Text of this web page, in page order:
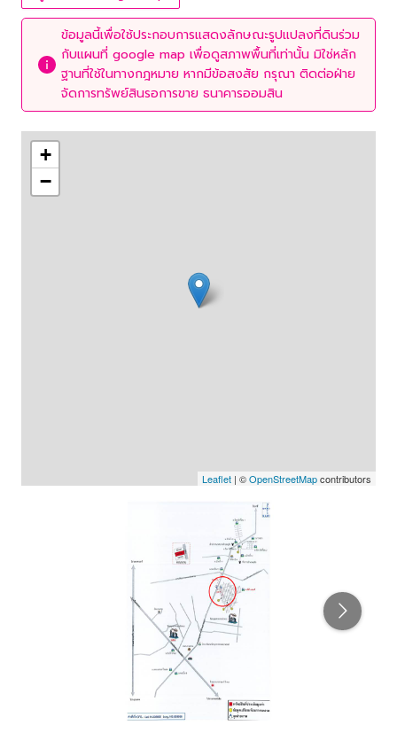
ข้อมูลนี้เพื่อใช้ประกอบการแสดงลักษณะรูปแปลงที่ดินร่วม
กับแผนที่ google map เพื่อดูสภาพพื้นที่เท่านั้น มิใช่หลัก
ฐานที่ใช้ในทางกฎหมาย หากมีข้อสงสัย กรุณา ติดต่อฝ่าย
จัดการทรัพย์สินรอการขาย ธนาคารออมสิน
+
−
Leaflet | ©OpenStreetMapcontributors